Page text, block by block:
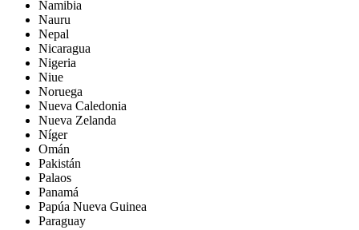
Namibia
Nauru
Nepal
Nicaragua
Nigeria
Niue
Noruega
Nueva Caledonia
Nueva Zelanda
Níger
Omán
Pakistán
Palaos
Panamá
Papúa Nueva Guinea
Paraguay